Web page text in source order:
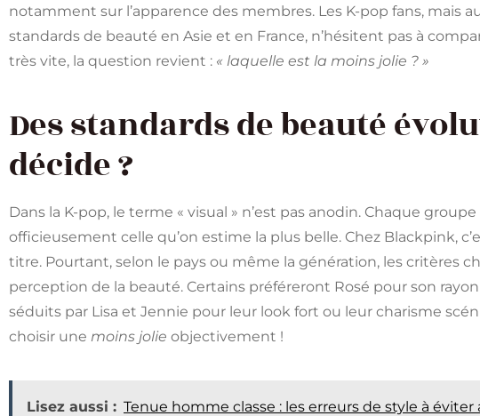
notamment sur l’apparence des membres. Les K-pop fans, mais
standards de beauté en Asie et en France, n’hésitent pas à
très vite, la question revient : « laquelle est la moins jolie ? »
Des standards de beauté
décide ?
Dans la K-pop, le terme « visual » n’est pas anodin. Chaque
officieusement celle qu’on estime la plus belle. Chez Blackpink,
titre. Pourtant, selon le pays ou même la génération, les critères
perception de la beauté. Certains préféreront Rosé pour son
séduits par Lisa et Jennie pour leur look fort ou leur charisme
choisir une moins jolie objectivement !
Lisez aussi : Tenue homme classe : les erreurs de style à